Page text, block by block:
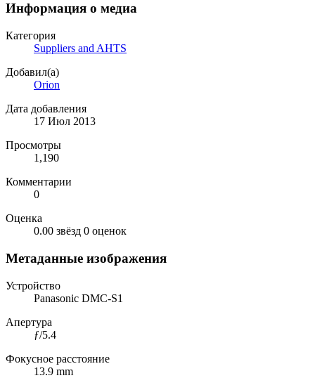
Информация о медиа
Категория
Suppliers and AHTS
Добавил(а)
Orion
Дата добавления
17 Июл 2013
Просмотры
1,190
Комментарии
0
Оценка
0.00 звёзд 0 оценок
Метаданные изображения
Устройство
Panasonic DMC-S1
Апертура
ƒ/5.4
Фокусное расстояние
13.9 mm